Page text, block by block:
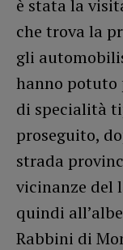
è stata la
che trova la
gli
hanno potuto
di specialità
proseguito,
strada
vicinanze del
quindi
Rabbini di